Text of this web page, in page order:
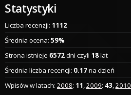
Statystyki
Liczba recenzji: 1112
Średnia ocena: 59%
Strona istnieje 6572dni czyli 18lat
Średnia liczba recencji: 0.17na dzień
Wpisów w latach: 2008: 11,2009: 43,2010